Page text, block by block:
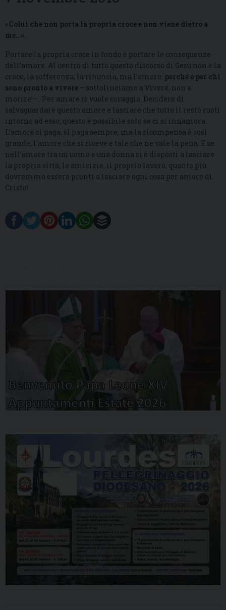
«Colui che non porta la propria croce e non viene dietro a
me…».
Portare la propria croce in fondo è portare le conseguenze
dell’amore. Al centro di tutto questo discorso di Gesù non è la
croce, la sofferenza, la rinuncia, ma l’amore: perché e per chi
sono pronto a vivere – sottolineiamo a Vivere, non a
morire!– . Per amare ci vuole coraggio. Decidere di
salvaguardare questo amore e lasciare che tutto il resto ruoti
intorno ad esso; questo è possibile solo se ci si innamora.
L’amore si paga, si paga sempre, ma la ricompensa è così
grande, l’amore che si riceve è tale che ne vale la pena. E se
nell’amore tra un uomo e una donna si è disposti a lasciare
la propria città, le amicizie, il proprio lavoro, quanto più
dovremmo essere pronti a lasciare ogni cosa per amore di
Cristo!